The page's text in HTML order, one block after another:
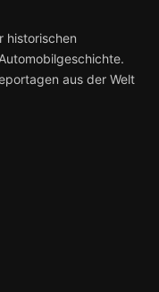
historischen
aus der Welt